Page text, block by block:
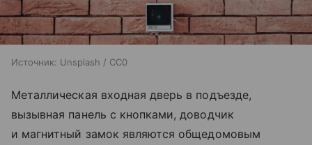
Источник: Unsplash / CC0
Металлическая входная дверь в подъезде,
вызывная панель с кнопками, доводчик
и магнитный замок являются общедомовым